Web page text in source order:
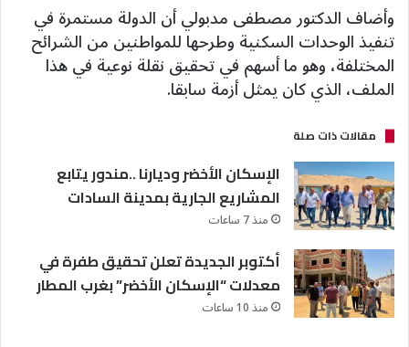
وأضاف الدكتور مصطفى مدبولي أن الدولة مستمرة في
تنفيذ الوحدات السكنية وطرحها للمواطنين من الشرائح
المختلفة، وهو ما أسهم في تحقيق نقلة نوعية في هذا
الملف، الذي كان يمثل أزمة سابقا.
مقالات ذات صلة
الإسكان الأخضر وديارنا ..مندور يتابع
المشاريع الجارية بمدينة السادات
منذ 7 ساعات
أكتوبر الجديدة تعلن تحقيق طفرة في
معدلات “الإسكان الأخضر” بغرب المطار
منذ 10 ساعات